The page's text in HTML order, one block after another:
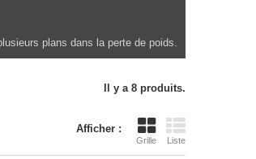
plans dans la perte de poids.
Il y a 8 produits.
Afficher :
Grille Liste